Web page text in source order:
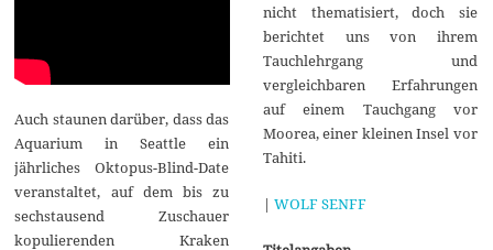
Auch staunen darüber, dass das
Aquarium in Seattle ein
jährliches Oktopus-Blind-Date
veranstaltet, auf dem bis zu
sechstausend Zuschauer
kopulierenden Kraken
nicht thematisiert, doch sie
berichtet uns von ihrem
Tauchlehrgang und
vergleichbaren Erfahrungen
auf einem Tauchgang vor
Moorea, einer kleinen Insel vor
Tahiti.
| WOLF SENFF